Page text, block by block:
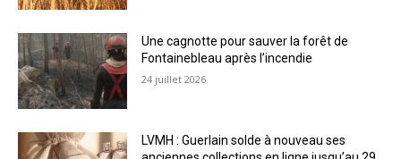
Une cagnotte pour sauver la forêt de
Fontainebleau après l’incendie
24 juillet 2026
LVMH : Guerlain solde à nouveau ses